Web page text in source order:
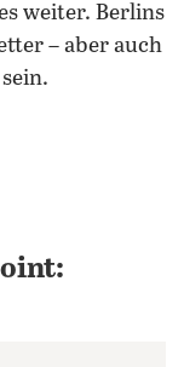
weiter. Berlins
– aber auch
teilen